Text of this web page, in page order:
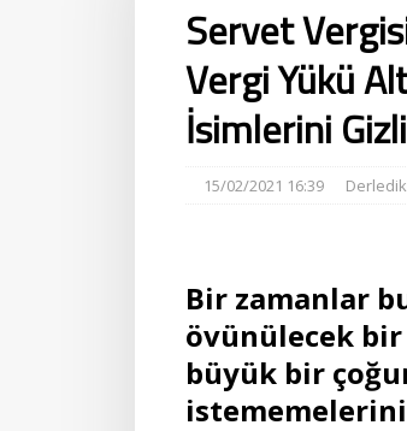
Servet
Vergi Yükü
İsimlerini
15/02/2021 16:39
Bir zamanlar
övünülecek
büyük bir